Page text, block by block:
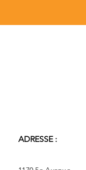
ADRESSE :